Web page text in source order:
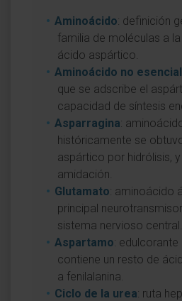
Aminoácido: definición
familia de moléculas a
ácido aspártico.
Aminoácido no esencial
que se adscribe el
capacidad de síntesis
Asparragina:
históricamente se
aspártico por hidrólisis,
amidación.
Glutamato: aminoácido
principal
sistema nervioso central.
Aspartamo:
contiene un resto de
a fenilalanina.
Ciclo de la urea: ruta